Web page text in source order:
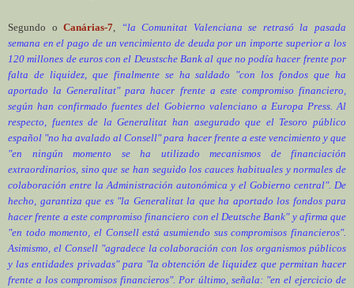
Segundo oCanárias-7
“la Comunitat Valenciana se retrasó la pasada
semana en el pago de un vencimiento de deuda por un importe superior a los
120 millones de euros con el Deustsche Bank al que no podía hacer frente por
falta de liquidez, que finalmente se ha saldado "con los fondos que ha
aportado la Generalitat" para hacer frente a este compromiso financiero,
según han confirmado fuentes del Gobierno valenciano a Europa Press. Al
respecto, fuentes de la Generalitat han asegurado que el Tesoro público
español "no ha avalado al Consell" para hacer frente a este vencimiento y que
"en ningún momento se ha utilizado mecanismos de financiación
extraordinarios, sino que se han seguido los cauces habituales y normales de
colaboración entre la Administración autonómica y el Gobierno central". De
hecho, garantiza que es "la Generalitat la que ha aportado los fondos para
hacer frente a este compromiso financiero con el Deutsche Bank" y afirma que
"en todo momento, el Consell está asumiendo sus compromisos financieros".
Asimismo, el Consell "agradece la colaboración con los organismos públicos
y las entidades privadas" para "la obtención de liquidez que permitan hacer
frente a los compromisos financieros". Por último, señala: "en el ejercicio de